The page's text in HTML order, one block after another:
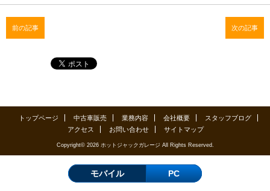
前の記事 次の記事
トップページ 中古車販売 業務内容 会社概要
スタッフブログ
アクセス
お問い合わせ サイトマップ
Copyright© 2026 ホットジャックガレージ All Rights Reserved.
モバイル PC